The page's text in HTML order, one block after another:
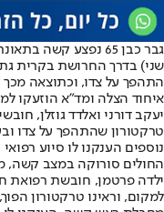
גבר כבן 65 נפצע
שני) בדרך החרושת בקרית
התהפך על צדו, וכתוצאה
איחוד הצלה ומד"א הוזעקו
יעקב דורני ואלדד גוזלן,
טרקטורון שהתהפך על צדו
נוספים הענקנו לו סיוע
החולים סורוקה במצב קשה,
ילדה פרטמן, חובשת רפואת
למקום, וראינו טרקטורון